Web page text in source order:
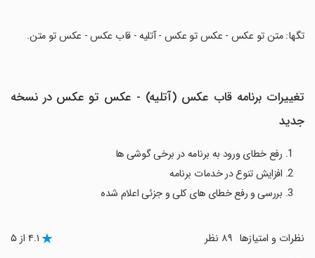
‏تگها: متن تو عکس - عکس تو عکس - آتلیه - قاب عکس - عکس تو متن.
تغییرات برنامه قاب عکس (آتلیه) - عکس تو عکس در نسخه
جدید
1. رفع خطای ورود به برنامه در برخی گوشی ها
2. افزایش تنوع در خدمات برنامه
3. بررسی و رفع خطای های کلی و جزئی اعلام شده
نظرات و امتیازها ۴.۱ از ۵